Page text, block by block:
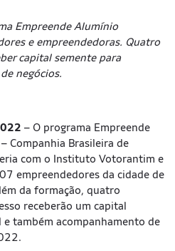
Empreende Alumínio
e empreendedoras. Quatro
capital semente para
negócios.
– O programa Empreende
Companhia Brasileira de
com o Instituto Votorantim e
empreendedores da cidade de
da formação, quatro
receberão um capital
também acompanhamento de